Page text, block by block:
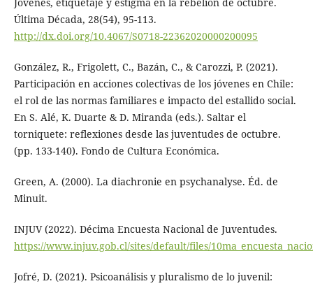
Última Década, 28(54), 95-113.
http://dx.doi.org/10.4067/S0718-22362020000200095
González, R., Frigolett, C., Bazán, C., & Carozzi, P. (2021).
Participación en acciones colectivas de los jóvenes en Chile:
el rol de las normas familiares e impacto del estallido social.
En S. Alé, K. Duarte & D. Miranda (eds.). Saltar el
torniquete: reflexiones desde las juventudes de octubre.
(pp. 133-140). Fondo de Cultura Económica.
Green, A. (2000). La diachronie en psychanalyse. Éd. de
Minuit.
INJUV (2022). Décima Encuesta Nacional de Juventudes.
https://www.injuv.gob.cl/sites/default/files/
Jofré, D. (2021). Psicoanálisis y pluralismo de lo juvenil: